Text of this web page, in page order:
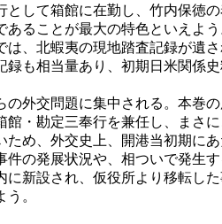
して箱館に在勤し、竹内保
ることが最大の特色といえよ
、北蝦夷の現地踏査記録が
も相当量あり、初期日米関係
外交問題に集中される。本巻
・勘定三奉行を兼任し、まさ
め、外交史上、開港当初期に
の発展状況や、相ついで発
新設され、仮役所より移転
。